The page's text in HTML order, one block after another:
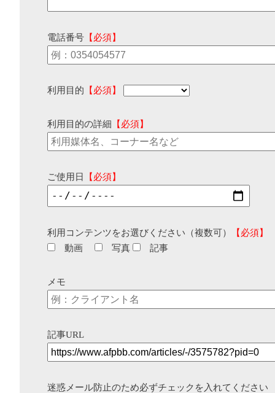
電話番号 【必須】
利用目的 【必須】
利用目的の詳細 【必須】
ご使用日 【必須】
利用コンテンツをお選びください（複数可）
【必須】
動画
写真 記事
メモ
記事URL
迷惑メール防止のため必ずチェックを入れてください